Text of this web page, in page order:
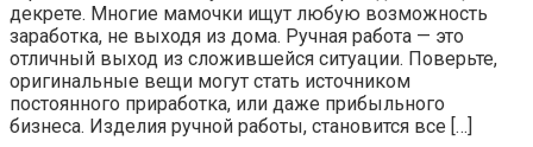
декрете. Многие мамочки ищут любую возможность
заработка, не выходя из дома. Ручная работа — это
отличный выход из сложившейся ситуации. Поверьте,
оригинальные вещи могут стать источником
постоянного приработка, или даже прибыльного
бизнеса. Изделия ручной работы, становится все […]